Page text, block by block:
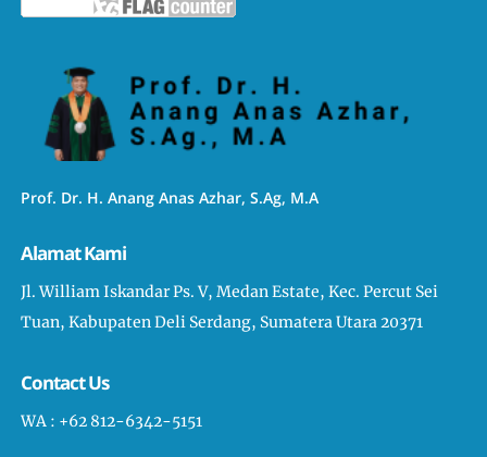
Prof. Dr. H. Anang Anas Azhar, S.Ag, M.A
Alamat Kami
Jl. William Iskandar Ps. V, Medan Estate, Kec. Percut Sei
Tuan, Kabupaten Deli Serdang, Sumatera Utara 20371
Contact Us
WA : +62 812-6342-5151